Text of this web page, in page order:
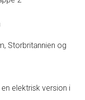
Storbritannien og
elektrisk version i